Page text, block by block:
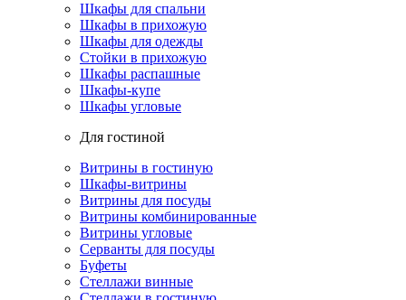
Шкафы для спальни
Шкафы в прихожую
Шкафы для одежды
Стойки в прихожую
Шкафы распашные
Шкафы-купе
Шкафы угловые
Для гостиной
Витрины в гостиную
Шкафы-витрины
Витрины для посуды
Витрины комбинированные
Витрины угловые
Серванты для посуды
Буфеты
Стеллажи винные